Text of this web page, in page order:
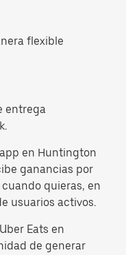
flexible
entrega
en Huntington
ganancias por
quieras, en
usuarios activos.
Eats en
de generar